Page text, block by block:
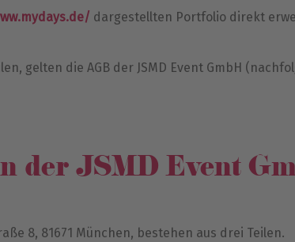
dargestellten Portfolio direkt
gelten die AGB der JSMD Event GmbH
der JSMD Event
8, 81671 München, bestehen aus drei Teilen.